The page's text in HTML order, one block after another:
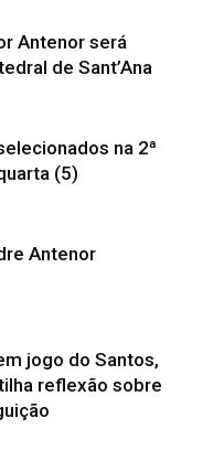
Antenor será
de Sant’Ana
na 2ª
(5)
Antenor
jogo do Santos,
reflexão sobre